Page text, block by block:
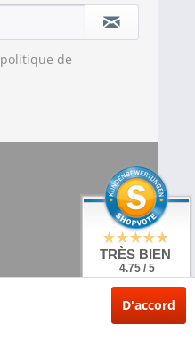
politique de
D'accord
TRÈS BIEN
4.75 / 5
de 20 Évaluations
à: shopvote.de